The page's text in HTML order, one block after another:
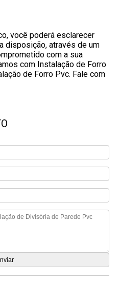
você poderá esclarecer
disposição, através de um
com a sua
com Instalação de Forro
de Forro Pvc. Fale com